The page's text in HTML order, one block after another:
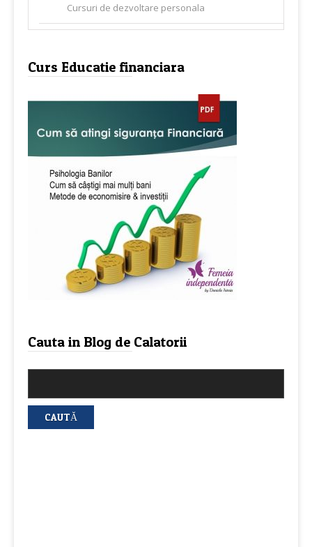
Cursuri de dezvoltare personala
Curs Educatie financiara
Cauta in Blog de Calatorii